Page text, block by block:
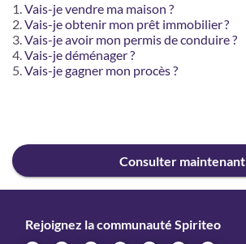
Vais-je vendre ma maison ?
Vais-je obtenir mon prêt immobilier ?
Vais-je avoir mon permis de conduire ?
Vais-je déménager ?
Vais-je gagner mon procès ?
Consulter maintenant
Rejoignez la communauté Spiriteo